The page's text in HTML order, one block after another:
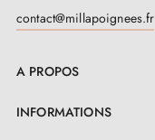
contact@millapoignees.fr
A PROPOS
INFORMATIONS